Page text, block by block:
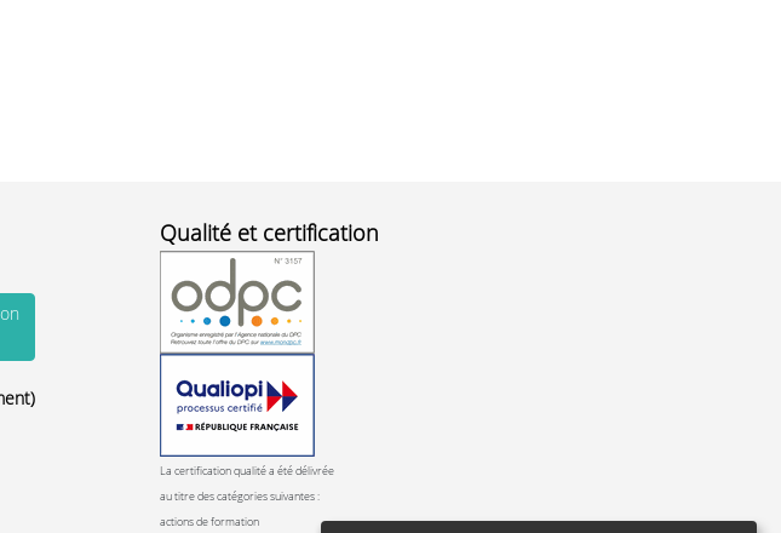
Qualité et certification
La certification qualité a été délivrée
au titre des catégories suivantes :
actions de formation